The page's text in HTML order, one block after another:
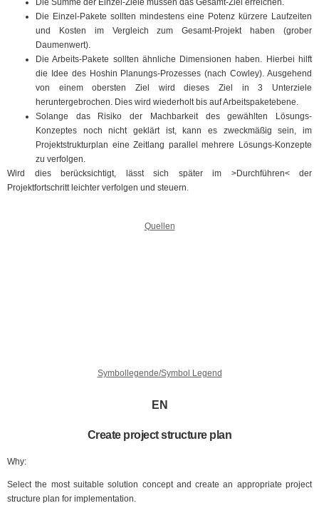
Die Summe der Einzel-Ziele müssen das Gesamt-Ziel erreichen.
Die Einzel-Pakete sollten mindestens eine Potenz kürzere Laufzeiten
und Kosten im Vergleich zum Gesamt-Projekt haben (grober
Daumenwert).
Die Arbeits-Pakete sollten ähnliche Dimensionen haben. Hierbei hilft
die Idee des Hoshin Planungs-Prozesses (nach Cowley). Ausgehend
von einem obersten Ziel wird dieses Ziel in 3 Unterziele
heruntergebrochen. Dies wird wiederholt bis auf Arbeitspaketebene.
Solange das Risiko der Machbarkeit des gewählten Lösungs-
Konzeptes noch nicht geklärt ist, kann es zweckmäßig sein, im
Projektstrukturplan eine Zeitlang parallel mehrere Lösungs-Konzepte
zu verfolgen.
Wird dies berücksichtigt, lässt sich später im >Durchführen< der
Projektfortschritt leichter verfolgen und steuern.
Quellen
Symbollegende/Symbol Legend
EN
Create project structure plan
Why:
Select the most suitable solution concept and create an appropriate project
structure plan for implementation.